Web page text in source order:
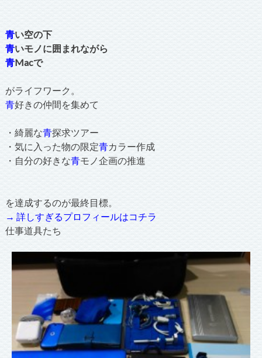
青い空の下
青いモノに囲まれながら
青Macで
がライフワーク。
青好きの仲間を集めて
・綺麗な青探求ツアー
・気に入った物の限定青カラー作成
・自分の好きな青モノ企画の推進
を達成するのが最終目標。
→ 詳しすぎるプロフィールはコチラ
仕事道具たち